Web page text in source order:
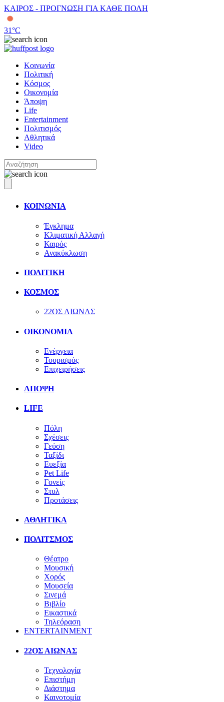
ΚΑΙΡΟΣ - ΠΡΟΓΝΩΣΗ ΓΙΑ ΚΑΘΕ ΠΟΛΗ
31°C
Κοινωνία
Πολιτική
Κόσμος
Οικονομία
Άποψη
Life
Entertainment
Πολιτισμός
Αθλητικά
Video
ΚΟΙΝΩΝΙΑ
Έγκλημα
Κλιματική Αλλαγή
Καιρός
Ανακύκλωση
ΠΟΛΙΤΙΚΗ
ΚΟΣΜΟΣ
22ΟΣ ΑΙΩΝΑΣ
ΟΙΚΟΝΟΜΙΑ
Ενέργεια
Τουρισμός
Επιχειρήσεις
ΑΠΟΨΗ
LIFE
Πόλη
Σχέσεις
Γεύση
Ταξίδι
Ευεξία
Pet Life
Γονείς
Στυλ
Προτάσεις
ΑΘΛΗΤΙΚΑ
ΠΟΛΙΤΣΜΟΣ
Θέατρο
Μουσική
Χορός
Μουσεία
Σινεμά
Βιβλίο
Εικαστικά
Τηλεόραση
ENTERTAINMENT
22ΟΣ ΑΙΩΝΑΣ
Τεχνολογία
Επιστήμη
Διάστημα
Καινοτομία